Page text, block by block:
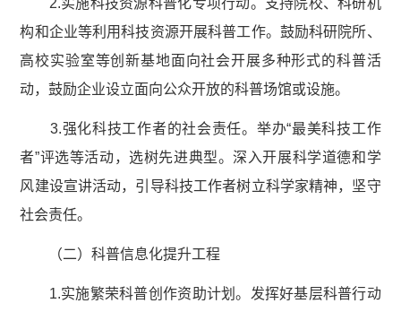
2.实施科技资源科普化专项行动。支持院校、科研机
构和企业等利用科技资源开展科普工作。鼓励科研院所、
高校实验室等创新基地面向社会开展多种形式的科普活
动，鼓励企业设立面向公众开放的科普场馆或设施。
3.强化科技工作者的社会责任。举办“最美科技工作
者”评选等活动，选树先进典型。深入开展科学道德和学
风建设宣讲活动，引导科技工作者树立科学家精神，坚守
社会责任。
（二）科普信息化提升工程
1.实施繁荣科普创作资助计划。发挥好基层科普行动